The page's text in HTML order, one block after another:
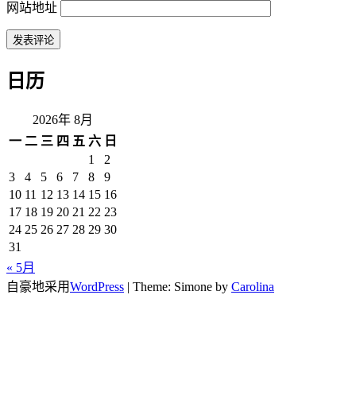
网站地址
日历
2026年 8月
一 二 三 四 五 六 日
1
2
3
4 5 6 7 8
9
10 11 12 13 14 15 16
17 18 19 20 21 22 23
24 25 26 27 28 29 30
31
« 5月
自豪地采用WordPress | Theme: Simone by Carolina